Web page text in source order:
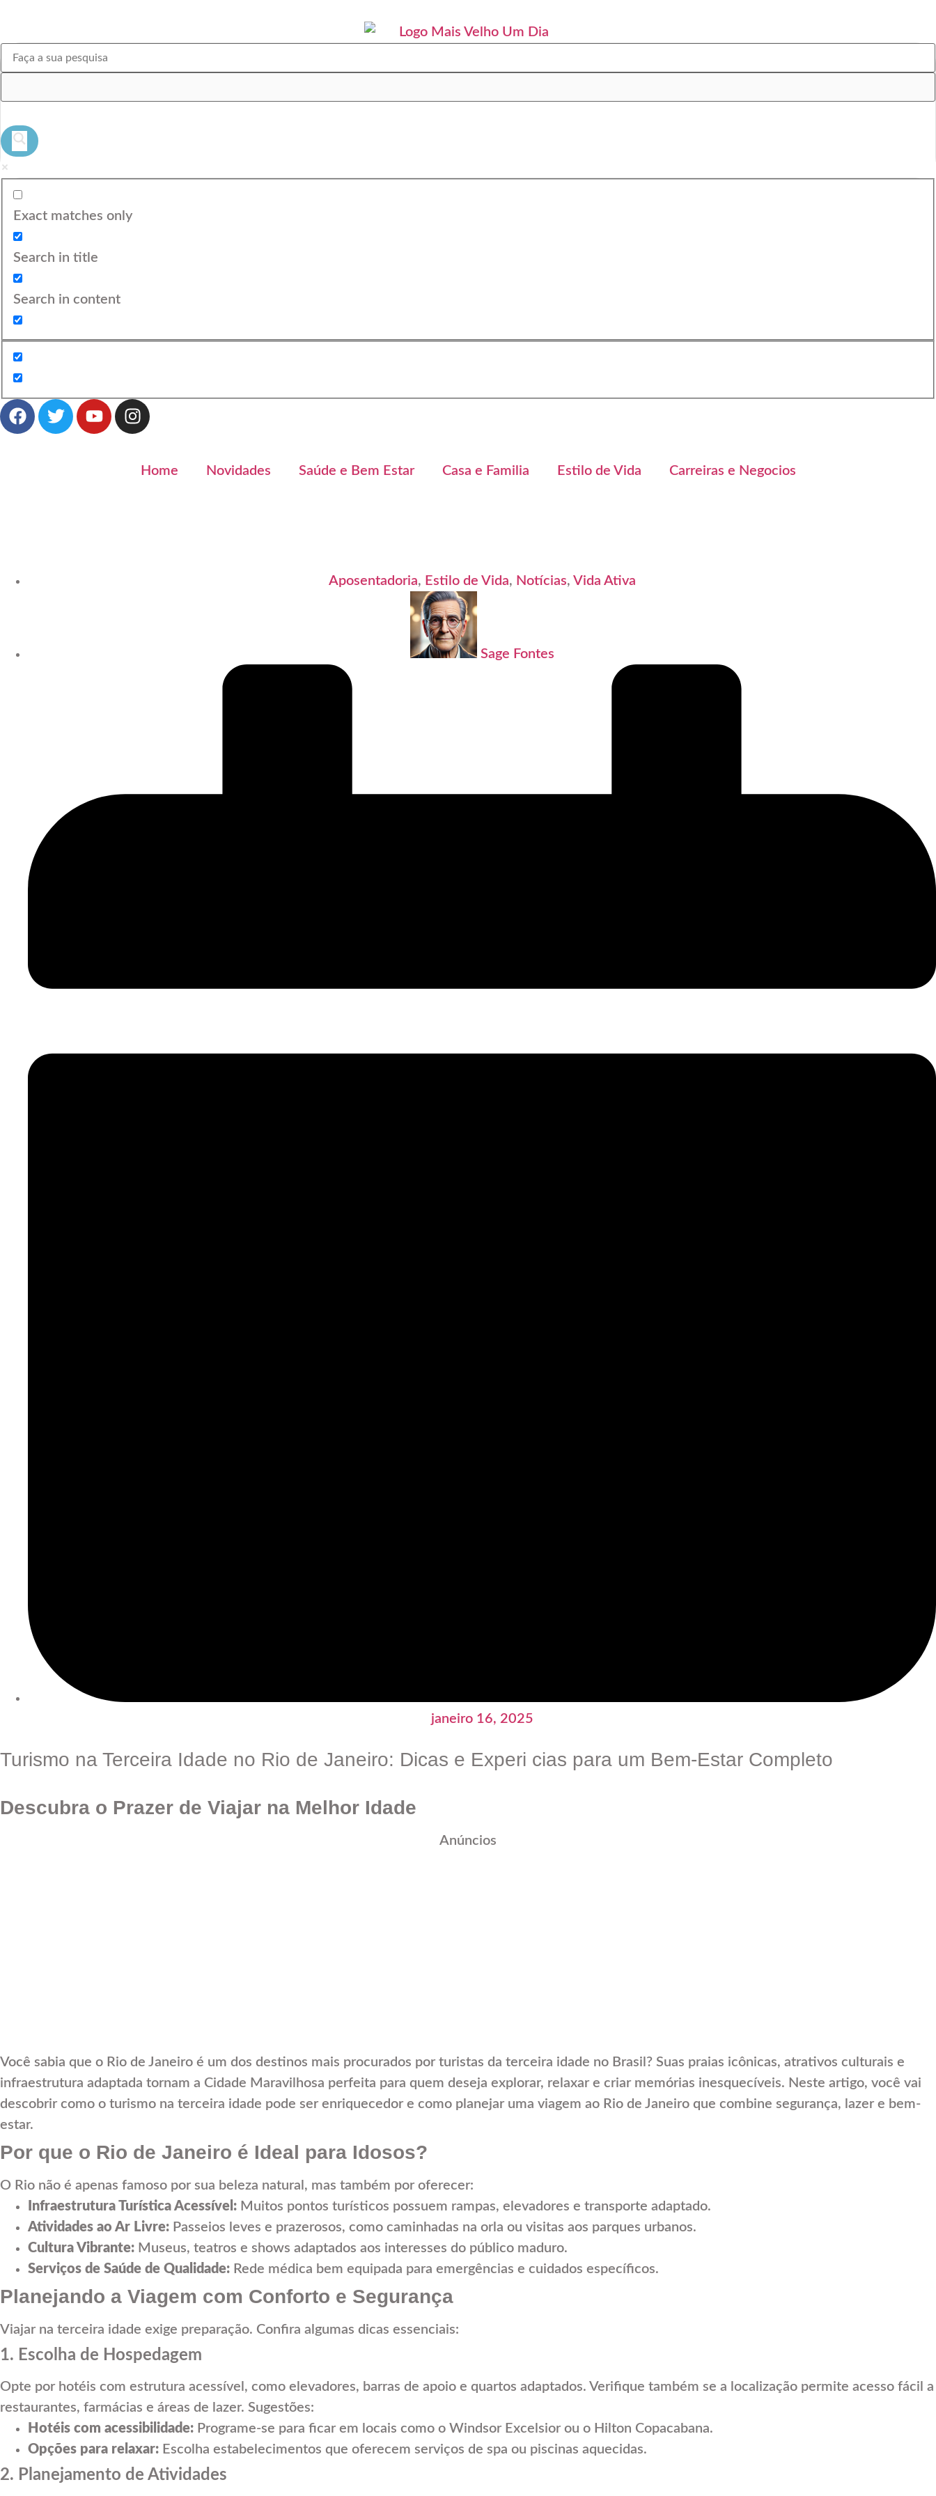
Exact matches only
Search in title
Search in content
Home Novidades Saúde e Bem Estar Casa e Familia Estilo de Vida Carreiras e Negocios
Aposentadoria, Estilo de Vida, Notícias, Vida Ativa
Sage Fontes
janeiro 16, 2025
Turismo na Terceira Idade no Rio de Janeiro: Dicas e Experi cias para um Bem-Estar Completo
Descubra o Prazer de Viajar na Melhor Idade
Anúncios
Você sabia que o Rio de Janeiro é um dos destinos mais procurados por turistas da terceira idade no Brasil? Suas praias icônicas, atrativos culturais e
infraestrutura adaptada tornam a Cidade Maravilhosa perfeita para quem deseja explorar, relaxar e criar memórias inesquecíveis. Neste artigo, você vai
descobrir como o turismo na terceira idade pode ser enriquecedor e como planejar uma viagem ao Rio de Janeiro que combine segurança, lazer e bem-
estar.
Por que o Rio de Janeiro é Ideal para Idosos?
O Rio não é apenas famoso por sua beleza natural, mas também por oferecer:
Infraestrutura Turística Acessível: Muitos pontos turísticos possuem rampas, elevadores e transporte adaptado.
Atividades ao Ar Livre: Passeios leves e prazerosos, como caminhadas na orla ou visitas aos parques urbanos.
Cultura Vibrante: Museus, teatros e shows adaptados aos interesses do público maduro.
Serviços de Saúde de Qualidade: Rede médica bem equipada para emergências e cuidados específicos.
Planejando a Viagem com Conforto e Segurança
Viajar na terceira idade exige preparação. Confira algumas dicas essenciais:
1. Escolha de Hospedagem
Opte por hotéis com estrutura acessível, como elevadores, barras de apoio e quartos adaptados. Verifique também se a localização permite acesso fácil a
restaurantes, farmácias e áreas de lazer. Sugestões:
Hotéis com acessibilidade: Programe-se para ficar em locais como o Windsor Excelsior ou o Hilton Copacabana.
Opções para relaxar: Escolha estabelecimentos que oferecem serviços de spa ou piscinas aquecidas.
2. Planejamento de Atividades